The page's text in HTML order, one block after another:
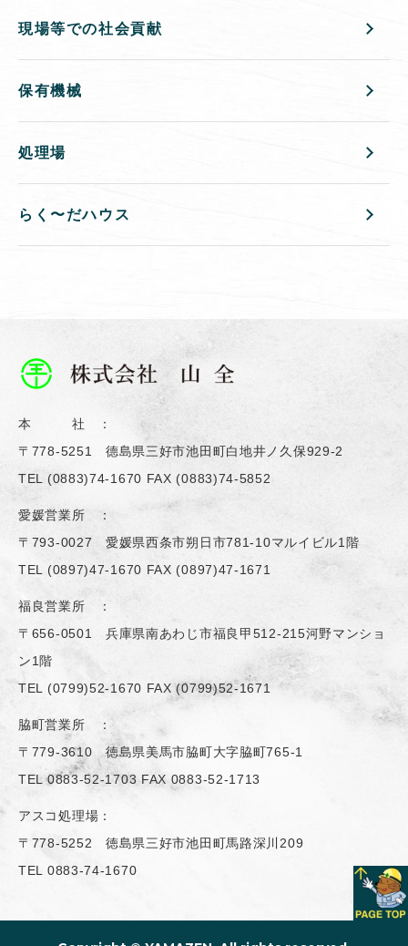
現場等での社会貢献
保有機械
処理場
らく〜だハウス
本 社 ：
〒778-5251 德島県三好市池田町白地井ノ久保929-2
TEL (0883)74-1670 FAX (0883)74-5852
愛媛営業所 ：
〒793-0027 愛媛県西条市朔日市781-10マルイビル1階
TEL (0897)47-1670 FAX (0897)47-1671
福良営業所 ：
〒656-0501 兵庫県南あわじ市福良甲512-215河野マンショ
ン1階
TEL (0799)52-1670 FAX (0799)52-1671
脇町営業所 ：
〒779-3610 徳島県美馬市脇町大字脇町765-1
TEL0883-52-1703FAX 0883-52-1713
アスコ処理場：
〒778-5252 徳島県三好市池田町馬路深川209
TEL 0883-74-1670